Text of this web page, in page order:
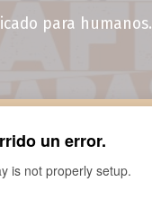
para humanos.
un error.
is not properly setup.